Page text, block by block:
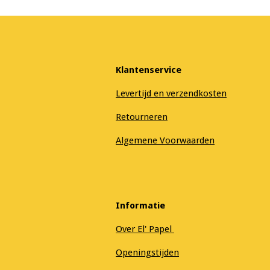
Klantenservice
Levertijd en verzendkosten
Retourneren
Algemene Voorwaarden
Informatie
Over El' Papel
Openingstijden